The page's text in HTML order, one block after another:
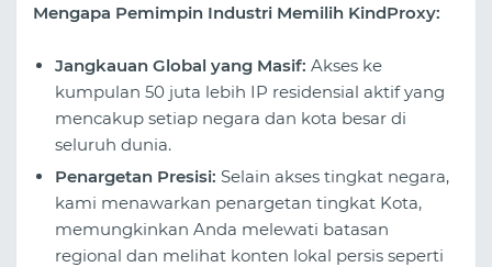
Mengapa Pemimpin Industri Memilih KindProxy:
Jangkauan Global yang Masif: Akses ke
kumpulan 50 juta lebih IP residensial aktif yang
mencakup setiap negara dan kota besar di
seluruh dunia.
Penargetan Presisi: Selain akses tingkat negara,
kami menawarkan penargetan tingkat Kota,
memungkinkan Anda melewati batasan
regional dan melihat konten lokal persis seperti